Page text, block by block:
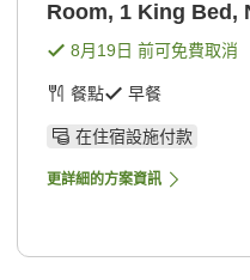
Room, 1 King Bed,
8月19日 前可免費取消
餐點 早餐
在住宿設施付款
更詳細的方案資訊